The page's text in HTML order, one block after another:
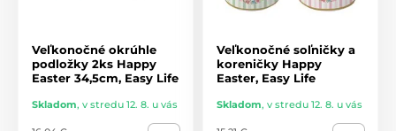
Veľkonočné okrúhle
podložky 2ks Happy
Easter 34,5cm, Easy Life
Skladom, v stredu 12. 8. u vás
Veľkonočné soľničky a
koreničky Happy
Easter, Easy Life
Skladom, v stredu 12. 8. u vás